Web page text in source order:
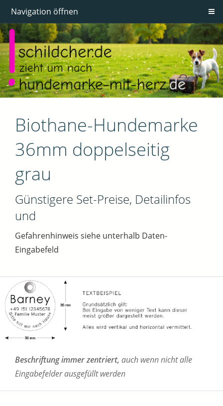
Navigation öffnen
Biothane-Hundemarke
36mm doppelseitig
grau
Günstigere Set-Preise, Detailinfos
und
Gefahrenhinweis siehe unterhalb Daten-
Eingabefeld
Beschriftung immer zentriert, auch wenn nicht alle
Eingabefelder ausgefüllt werden